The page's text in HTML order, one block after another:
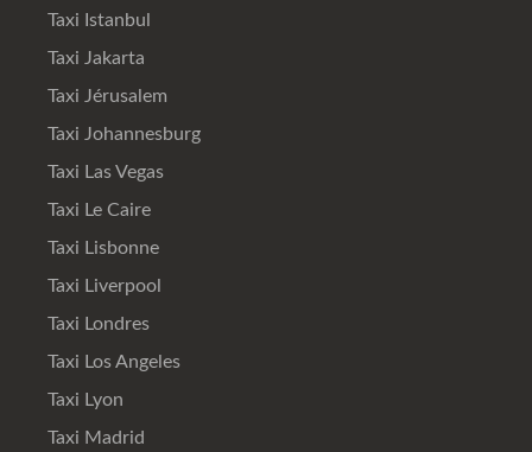
Taxi Istanbul
Taxi Jakarta
Taxi Jérusalem
Taxi Johannesburg
Taxi Las Vegas
Taxi Le Caire
Taxi Lisbonne
Taxi Liverpool
Taxi Londres
Taxi Los Angeles
Taxi Lyon
Taxi Madrid